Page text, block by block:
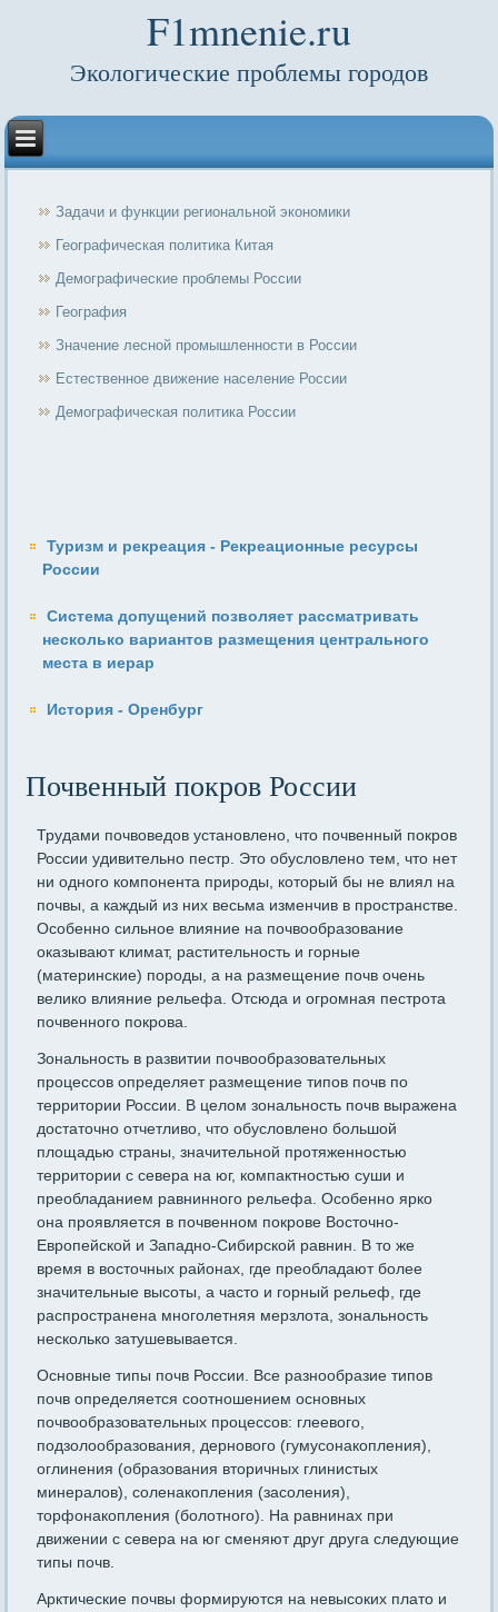
F1mnenie.ru
Экологические проблемы городов
Задачи и функции региональной экономики
Географическая политика Китая
Демографические проблемы России
География
Значение лесной промышленности в России
Естественное движение население России
Демографическая политика России
Туризм и рекреация - Рекреационные ресурсы
России
Система допущений позволяет рассматривать
несколько вариан­тов размещения центрального
места в иерар
История - Оренбург
Почвенный покров России
Трудами почвоведов установлено, что почвенный покров
России удивительно пестр. Это обусловлено тем, что нет
ни одного компонента природы, который бы не влиял на
почвы, а каждый из них весьма изменчив в пространстве.
Особенно сильное влияние на почвообразование
оказывают климат, растительность и горные
(материнские) породы, а на размещение почв очень
велико влияние рельефа. Отсюда и огромная пестрота
почвенного покрова.
Зональность в развитии почвообразовательных
процессов определяет размещение типов почв по
территории России. В целом зональность почв выражена
достаточно отчетливо, что обусловлено большой
площадью страны, значительной протяженностью
территории с севера на юг, компактностью суши и
преобладанием равнинного рельефа. Особенно ярко
она проявляется в почвенном покрове Восточно-
Европейской и Западно-Сибирской равнин. В то же
время в восточных районах, где преобладают более
значительные высоты, а часто и горный рельеф, где
распространена многолетняя мерзлота, зональность
несколько затушевывается.
Основные типы почв России. Все разнообразие типов
почв определяется соотношением основных
почвообразовательных процессов: глеевого,
подзолообразования, дернового (гумусонакопления),
оглинения (образования вторичных глинистых
минералов), соленакопления (засоления),
торфонакопления (болотного). На равнинах при
движении с севера на юг сменяют друг друга следующие
типы почв.
Арктические почвы формируются на невысоких плато и